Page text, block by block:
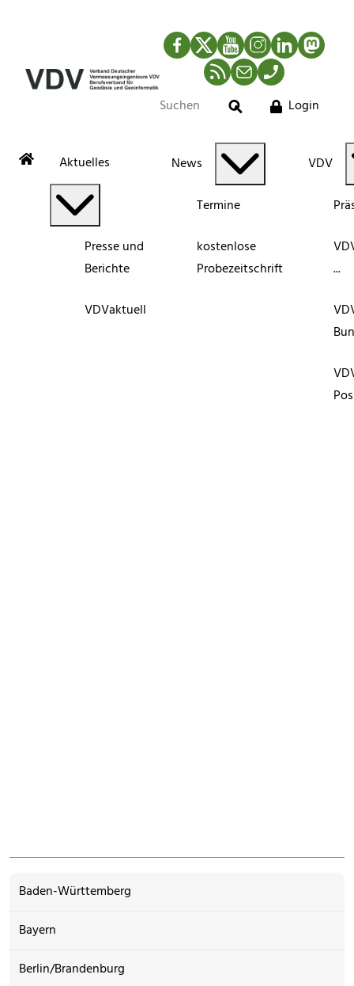
Facebook
TwitterYouTubeInstagram
LinkedIn
RSS-Newsfeed
MailTelefon
Suche
Login
Aktuelles
Presse und
Berichte
VDVaktuell
News
Termine
kostenlose
Probezeitschrift
VDV
...
Baden-Württemberg
Bayern
Berlin/Brandenburg